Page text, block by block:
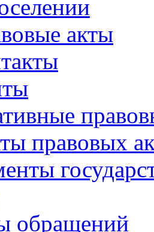
акты
правовых
обращений